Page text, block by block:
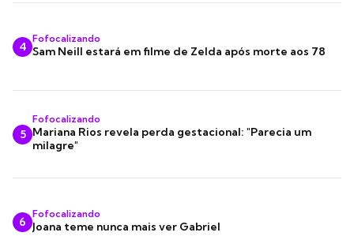
4
Fofocalizando
Sam Neill estará em filme de Zelda após morte aos 78
5
Fofocalizando
Mariana Rios revela perda gestacional: "Parecia um
milagre"
6
Fofocalizando
Joana teme nunca mais ver Gabriel